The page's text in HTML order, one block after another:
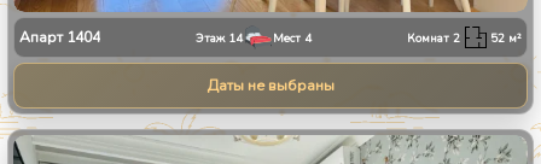
Апарт 1404 Этаж 14 Мест 4 Комнат2 52 м²
Даты не выбраны